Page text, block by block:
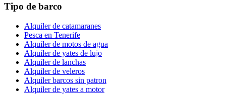
Tipo de barco
Alquiler de catamaranes
Pesca en Tenerife
Alquiler de motos de agua
Alquiler de yates de lujo
Alquiler de lanchas
Alquiler de veleros
Alquiler barcos sin patron
Alquiler de yates a motor